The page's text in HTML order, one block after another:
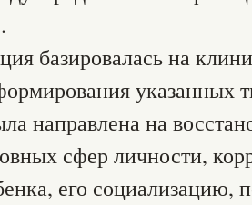
базировалась на
указанных
направлена на
сфер личности,
его социализацию,